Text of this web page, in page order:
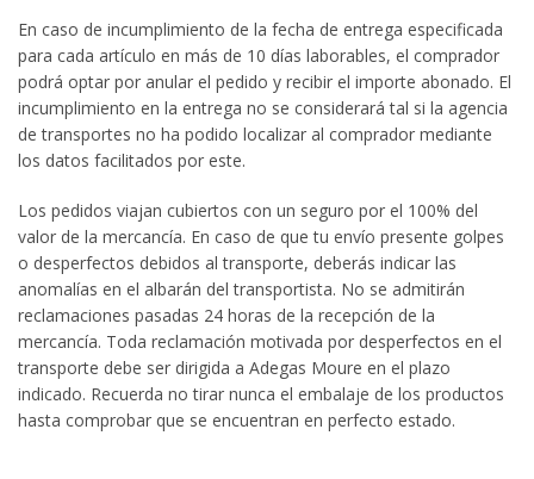
En caso de incumplimiento de la fecha de entrega especificada
para cada artículo en más de 10 días laborables, el comprador
podrá optar por anular el pedido y recibir el importe abonado. El
incumplimiento en la entrega no se considerará tal si la agencia
de transportes no ha podido localizar al comprador mediante
los datos facilitados por este.
Los pedidos viajan cubiertos con un seguro por el 100% del
valor de la mercancía. En caso de que tu envío presente golpes
o desperfectos debidos al transporte, deberás indicar las
anomalías en el albarán del transportista. No se admitirán
reclamaciones pasadas 24 horas de la recepción de la
mercancía. Toda reclamación motivada por desperfectos en el
transporte debe ser dirigida a Adegas Moure en el plazo
indicado. Recuerda no tirar nunca el embalaje de los productos
hasta comprobar que se encuentran en perfecto estado.